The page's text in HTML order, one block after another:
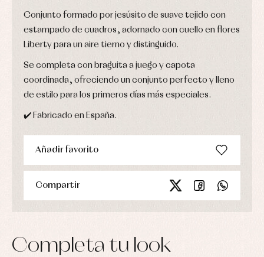
Conjunto formado por jesúsito de suave tejido con
estampado de cuadros, adornado con cuello en flores
Liberty para un aire tierno y distinguido.
Se completa con braguita a juego y capota
coordinada, ofreciendo un conjunto perfecto y lleno
de estilo para los primeros días más especiales.
✔️ Fabricado en España.
Añadir favorito
Compartir
Completa tu look
Vestidos